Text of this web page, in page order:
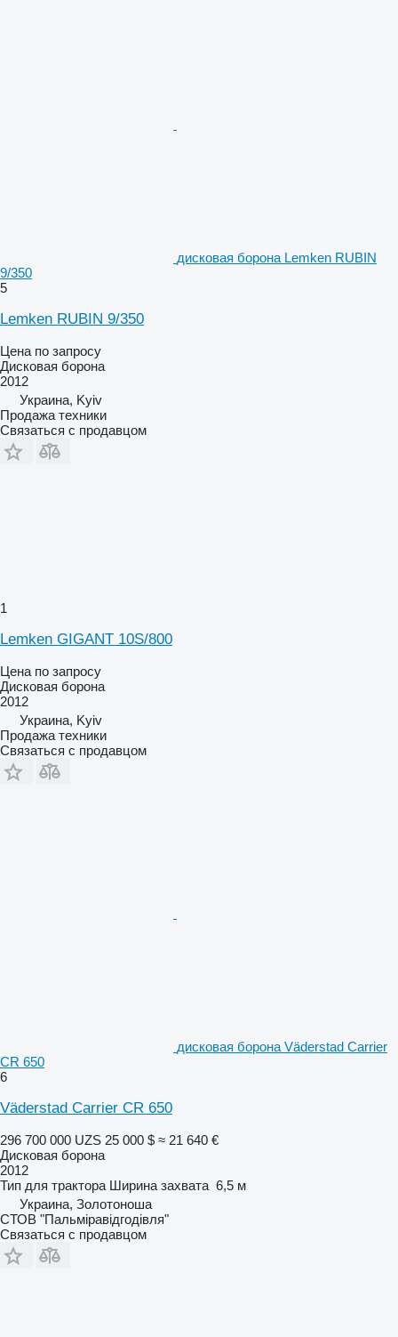
дисковая борона Lemken RUBIN
9/350
5
Lemken RUBIN 9/350
Цена по запросу
Дисковая борона
2012
Украина, Kyiv
Продажа техники
Связаться с продавцом
1
Lemken GIGANT 10S/800
Цена по запросу
Дисковая борона
2012
Украина, Kyiv
Продажа техники
Связаться с продавцом
дисковая борона Väderstad Carrier
CR 650
6
Väderstad Carrier CR 650
296 700 000 UZS 25 000 $ ≈ 21 640 €
Дисковая борона
2012
Тип для трактора Ширина захвата 6,5 м
Украина, Золотоноша
СТОВ "Пальміравідгодівля"
Связаться с продавцом